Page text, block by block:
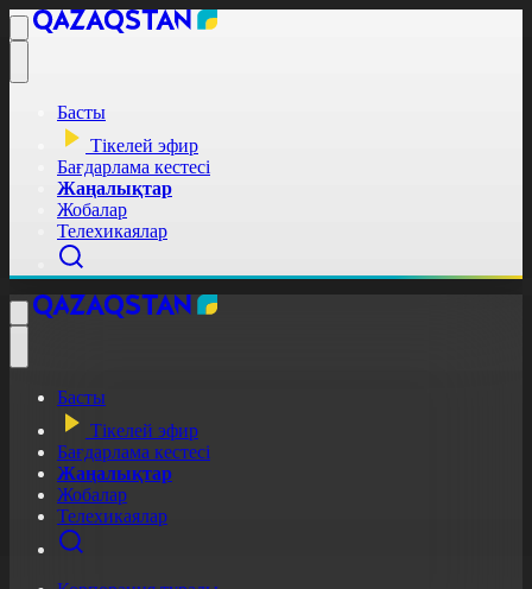
Басты
Тікелей эфир
Бағдарлама кестесі
Жаңалықтар
Жобалар
Телехикаялар
Басты
Тікелей эфир
Бағдарлама кестесі
Жаңалықтар
Жобалар
Телехикаялар